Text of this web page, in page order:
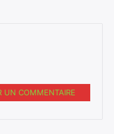
UN COMMENTAIRE